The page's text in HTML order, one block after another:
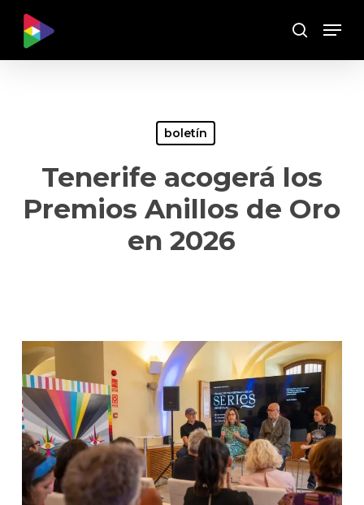
main
Buscar
Menu
boletín
Tenerife acogerá los
Premios Anillos de Oro
en 2026